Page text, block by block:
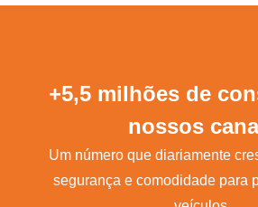
+5,5 milhões de
nossos
Um número que diariamente
segurança e comodidade para